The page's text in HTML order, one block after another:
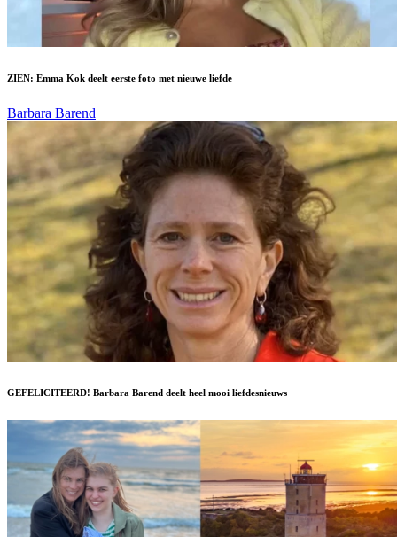
ZIEN: Emma Kok deelt eerste foto met nieuwe liefde
Barbara Barend
GEFELICITEERD! Barbara Barend deelt heel mooi liefdesnieuws